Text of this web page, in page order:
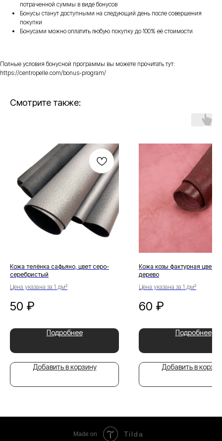
потраченной суммы в виде бонусов
Бонусы станут доступными на следующий день после совершения
покупки
Бонусами можно оплатить любую покупку до 100% её стоимости
Полные условия бонусной программы вы можете прочитать тут:
https://centropelle.com/bonus-program/
Смотрите также:
Кожа телёнка сафьяно, цвет серо-
серебристый
Цена указана за 1 дм²
50 ₽
Подробнее
Добавить в корзину
Кожа козы фактурная цвет
дерево
Цена указана за 1 дм²
60 ₽
Подробнее
Добавить в
Made on Tilda